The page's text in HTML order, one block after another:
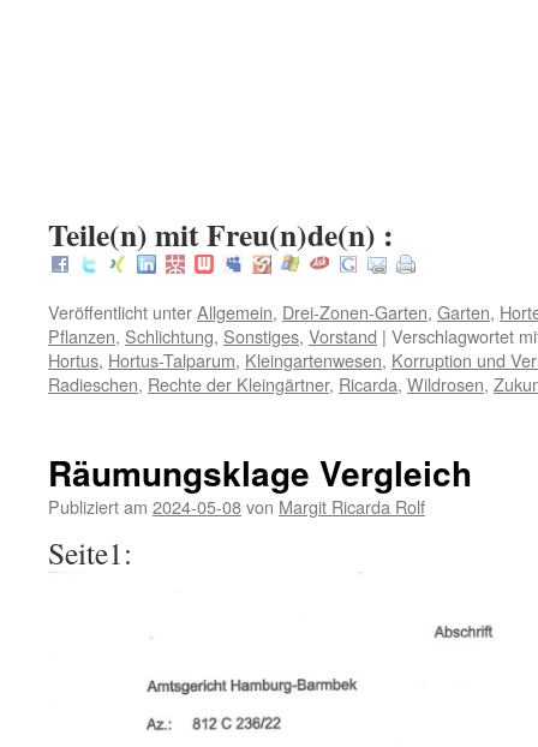
Teile(n) mit Freu(n)de(n) :
Veröffentlicht unterAllgemein, Drei-Zonen-Garten, Garten,
Pflanzen, Schlichtung, Sonstiges, Vorstand | Verschlagwortet
Hortus, Hortus-Talparum, Kleingartenwesen, Korruption und
Radieschen, Rechte der Kleingärtner, Ricarda, Wildrosen,
Räumungsklage Vergleich
Publiziert am 2024-05-08von Margit Ricarda Rolf
Seite1: